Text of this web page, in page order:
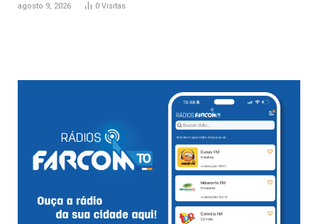
agosto 9, 2026 0 Visitas